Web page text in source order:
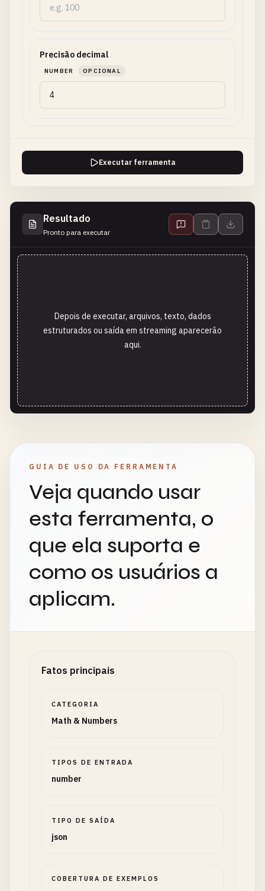
Precisão decimal
NUMBER OPCIONAL
Executar ferramenta
Resultado
Pronto para executar
Depois de executar, arquivos, texto, dados
estruturados ou saída em streaming aparecerão
aqui.
GUIA DE USO DA FERRAMENTA
Veja quando usar
esta ferramenta, o
que ela suporta e
como os usuários a
aplicam.
Fatos principais
CATEGORIA
Math & Numbers
TIPOS DE ENTRADA
number
TIPO DE SAÍDA
json
COBERTURA DE EXEMPLOS